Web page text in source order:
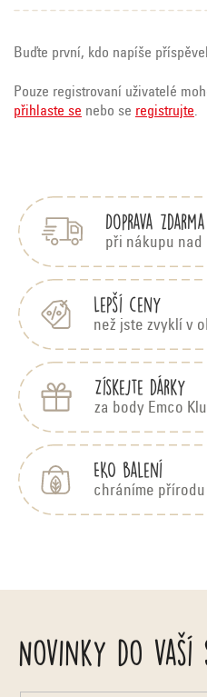
Buďte první, kdo napíše
Pouze registrovaní uživatelé
přihlaste se nebo se registrujte.
Doprava zdarma
při nákupu nad
Lepší ceny
než jste zvyklí v
Získejte dárky
za body Emco
EKO balení
chráníme přírodu
Novinky do vaší